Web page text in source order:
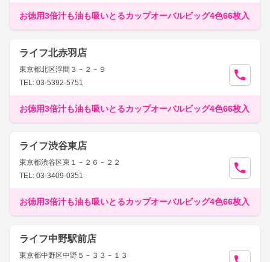
お徳用3倍汁も油も吸いとるカップオーバルビッグ4色66枚入
ライフ北赤羽店
東京都北区浮間３－２－９
TEL: 03-5392-5751
お徳用3倍汁も油も吸いとるカップオーバルビッグ4色66枚入
ライフ渋谷東店
東京都渋谷区東１－２６－２２
TEL: 03-3409-0351
お徳用3倍汁も油も吸いとるカップオーバルビッグ4色66枚入
ライフ中野駅前店
東京都中野区中野５－３３－１３